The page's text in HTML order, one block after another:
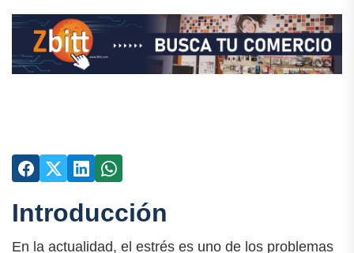
Introducción
En la actualidad, el estrés es uno de los problemas